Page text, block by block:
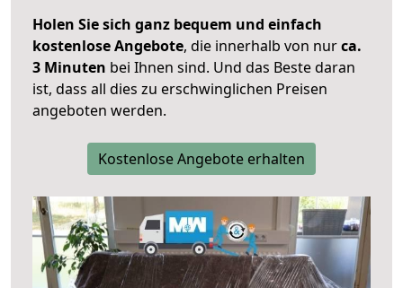
Holen Sie sich ganz bequem und einfach
kostenlose Angebote, die innerhalb von nurca.
3 Minuten bei Ihnen sind. Und das Beste daran
ist, dass all dies zu erschwinglichen Preisen
angeboten werden.
Kostenlose Angebote erhalten